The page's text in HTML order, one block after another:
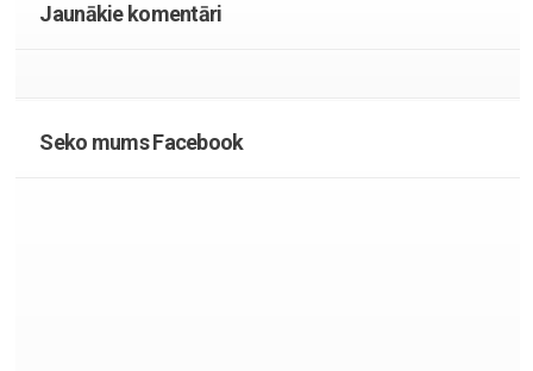
Jaunākie komentāri
Seko mums Facebook